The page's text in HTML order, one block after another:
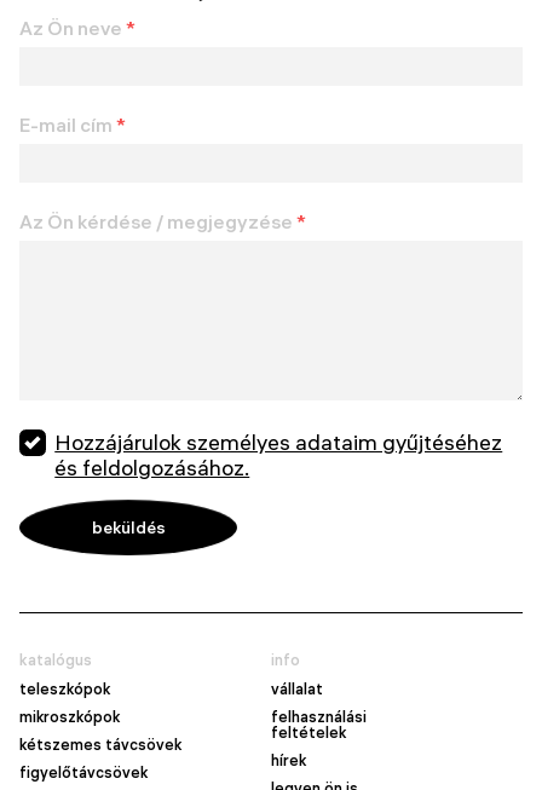
Az Ön neve *
E-mail cím *
Az Ön kérdése / megjegyzése *
Hozzájárulok személyes adataim gyűjtéséhez
és feldolgozásához.
katalógus
teleszkópok
mikroszkópok
kétszemes távcsövek
figyelőtávcsövek
info
vállalat
felhasználási
feltételek
hírek